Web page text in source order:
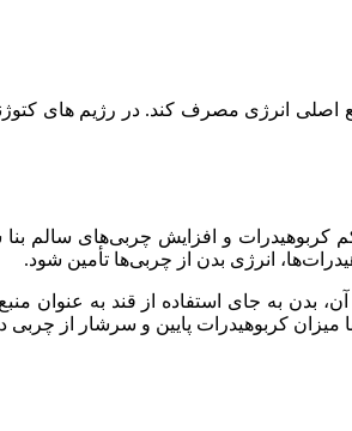
اصلی انرژی مصرف کند. در رژیم های
و افزایش چربی‌های سالم
انرژی بدن از چربی‌ها تأمین شود.
بدن به جای استفاده از قند به عنوان
میزان کربوهیدرات پایین و سرشار از چربی